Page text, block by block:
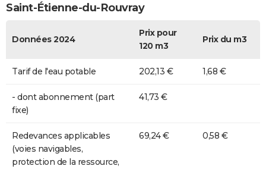
Saint-Étienne-du-Rouvray
Données 2024
Prix pour
120 m3
Prix du m3
Tarif de l'eau potable 202,13 € 1,68 €
- dont abonnement (part
fixe)
41,73 €
Redevances applicables
(voies navigables,
protection de la ressource,
69,24 € 0,58 €